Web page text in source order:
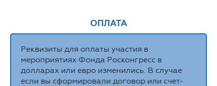
ОПЛАТА
Реквизиты для оплаты участия в
мероприятиях Фонда Росконгресс в
долларах или евро изменились. В случае
если вы сформировали договор или счет-